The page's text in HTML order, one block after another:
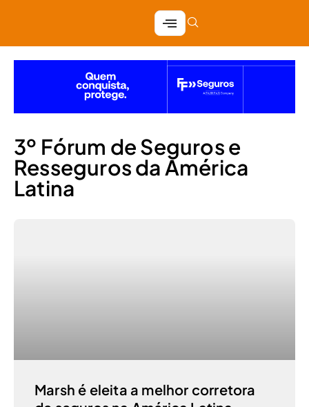
3º Fórum de Seguros e
Resseguros da América
Latina
Marsh é eleita a melhor corretora